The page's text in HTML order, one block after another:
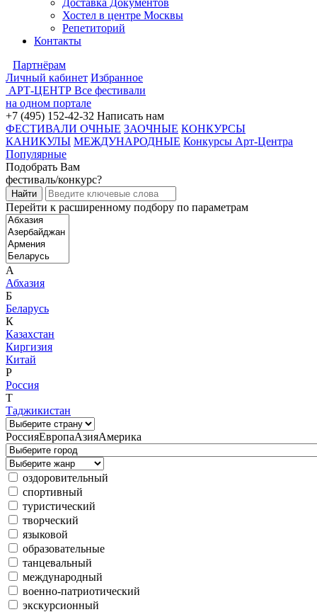
Доставка Документов
Хостел в центре Москвы
Репетиторий
Контакты
Партнёрам
Личный кабинет Избранное
АРТ-ЦЕНТР Все фестивали
на одном портале
+7 (495) 152-42-32 Написать нам
ФЕСТИВАЛИ ОЧНЫЕ ЗАОЧНЫЕ КОНКУРСЫ
КАНИКУЛЫ МЕЖДУНАРОДНЫЕ Конкурсы Арт-Центра
Популярные
Подобрать Вам
фестиваль/конкурс?
Перейти к расширенному подбору по параметрам
А
Абхазия
Б
Беларусь
К
Казахстан
Киргизия
Китай
Р
Россия
Т
Таджикистан
РоссияЕвропаАзияАмерика
оздоровительный
спортивный
туристический
творческий
языковой
образовательные
танцевальный
международный
военно-патриотический
экскурсионный